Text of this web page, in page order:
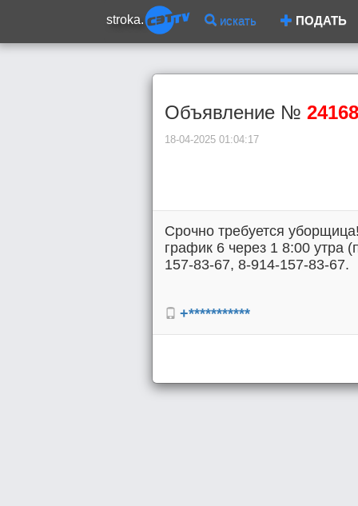
stroka. искать ПОДАТЬ
Объявление № 24168
18-04-2025 01:04:17
Срочно требуется
график 6 через 1 8:00
157-83-67, 8-914-157-83-67.
+***********